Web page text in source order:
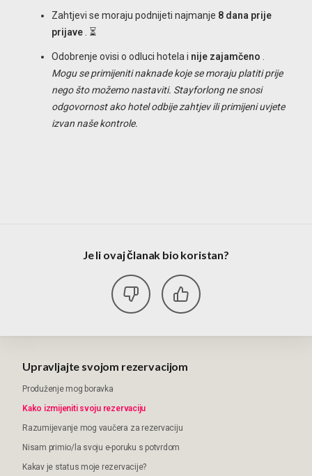
Zahtjevi se moraju podnijeti najmanje 8 dana prije
prijave . ⏳
Odobrenje ovisi o odluci hotela i nije zajamčeno
Mogu se primijeniti naknade koje se moraju platiti prije
nego što možemo nastaviti. Stayforlong ne snosi
odgovornost ako hotel odbije zahtjev ili primijeni uvjete
izvan naše kontrole.
Je li ovaj članak bio koristan?
Upravljajte svojom rezervacijom
Produženje mog boravka
Kako izmijeniti svoju rezervaciju
Razumijevanje mog vaučera za rezervaciju
Nisam primio/la svoju e-poruku s potvrdom
Kakav je status moje rezervacije?